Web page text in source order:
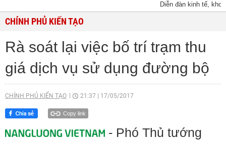
Diễn đàn kinh tế,
CHÍNH PHỦ KIẾN TẠO
Rà soát lại việc bố trí trạm thu
giá dịch vụ sử dụng đường bộ
CHÍNH PHỦ KIẾN TẠO 21:37 17/05/2017
Copy link
- Phó Thủ tướng